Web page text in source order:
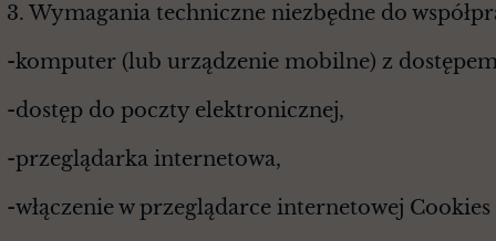
3. Wymagania techniczne niezbędne do
-komputer (lub urządzenie mobilne) z
-dostęp do poczty elektronicznej,
-przeglądarka internetowa,
-włączenie w przeglądarce internetowej